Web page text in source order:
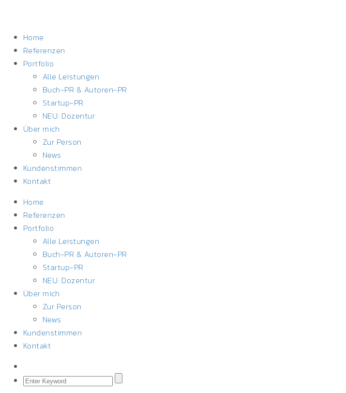
Home
Referenzen
Portfolio
Alle Leistungen
Buch-PR & Autoren-PR
Startup-PR
NEU: Dozentur
Über mich
Zur Person
News
Kundenstimmen
Kontakt
Home
Referenzen
Portfolio
Alle Leistungen
Buch-PR & Autoren-PR
Startup-PR
NEU: Dozentur
Über mich
Zur Person
News
Kundenstimmen
Kontakt